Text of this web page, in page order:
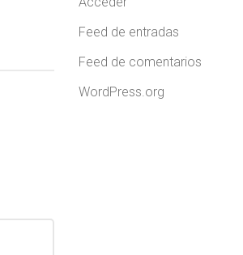
Feed de entradas
Feed de comentarios
WordPress.org